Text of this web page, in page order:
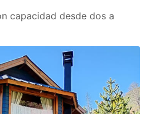
capacidad desde dos a